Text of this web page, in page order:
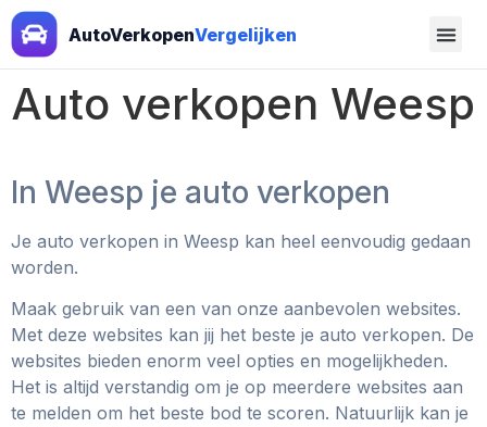
AutoVerkopenVergelijken
Auto verkopen Weesp
In Weesp je auto verkopen
Je auto verkopen in Weesp kan heel eenvoudig gedaan
worden.
Maak gebruik van een van onze aanbevolen websites.
Met deze websites kan jij het beste je auto verkopen. De
websites bieden enorm veel opties en mogelijkheden.
Het is altijd verstandig om je op meerdere websites aan
te melden om het beste bod te scoren. Natuurlijk kan je